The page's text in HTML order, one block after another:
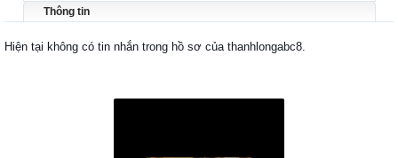
Thông tin
Hiện tại không có tin nhắn trong hồ sơ của thanhlongabc8.